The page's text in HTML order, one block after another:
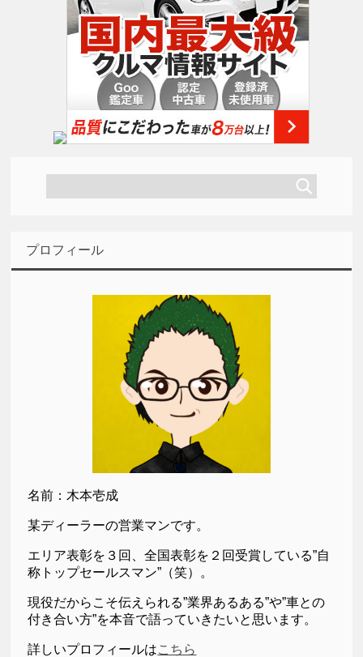
プロフィール
名前：木本壱成
某ディーラーの営業マンです。
エリア表彰を３回、全国表彰を２回受賞している”自
称トップセールスマン”（笑）。
現役だからこそ伝えられる”業界あるある”や”車との
付き合い方”を本音で語っていきたいと思います。
詳しいプロフィールはこちら